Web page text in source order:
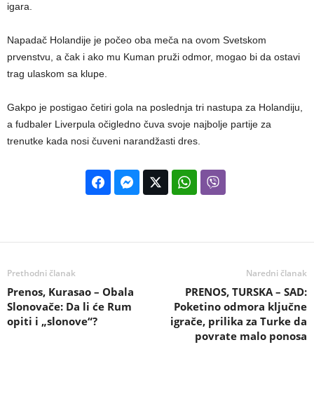
igara.
Napadač Holandije je počeo oba meča na ovom Svetskom
prvenstvu, a čak i ako mu Kuman pruži odmor, mogao bi da ostavi
trag ulaskom sa klupe.
Gakpo je postigao četiri gola na poslednja tri nastupa za Holandiju,
a fudbaler Liverpula očigledno čuva svoje najbolje partije za
trenutke kada nosi čuveni narandžasti dres.
Prethodni članak
Prenos, Kurasao – Obala
Slonovače: Da li će Rum
opiti i „slonove“?
Naredni članak
PRENOS, TURSKA – SAD:
Poketino odmora ključne
igrače, prilika za Turke da
povrate malo ponosa